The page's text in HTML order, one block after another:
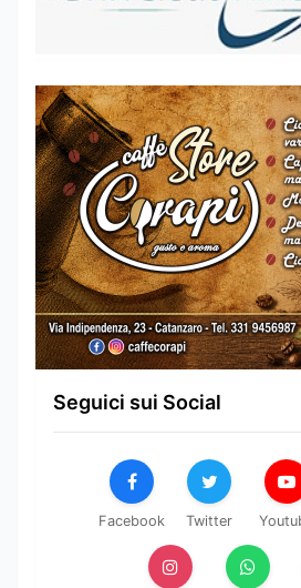
Seguici sui Social
Facebook Twitter